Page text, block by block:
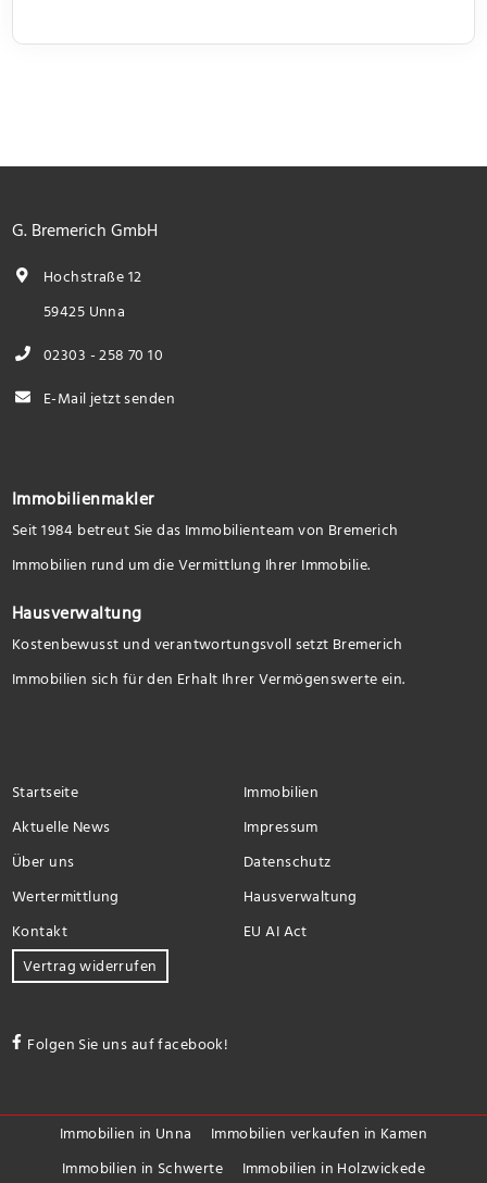
G. Bremerich GmbH
Hochstraße 12
59425 Unna
02303 - 258 70 10
E-Mail jetzt senden
Immobilienmakler
Seit 1984 betreut Sie das Immobilienteam von Bremerich
Immobilien rund um die Vermittlung Ihrer Immobilie.
Hausverwaltung
Kostenbewusst und verantwortungsvoll setzt Bremerich
Immobilien sich für den Erhalt Ihrer Vermögenswerte ein.
Startseite
Immobilien
Aktuelle News
Impressum
Über uns
Datenschutz
Wertermittlung
Hausverwaltung
Kontakt
EU AI Act
Vertrag widerrufen
Folgen Sie uns auf facebook!
Immobilien in Unna
Immobilien verkaufen in Kamen
Immobilien in Schwerte
Immobilien in Holzwickede